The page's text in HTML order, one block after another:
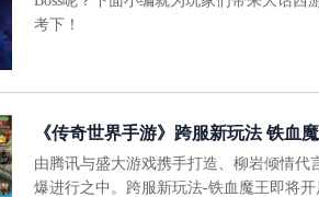
考下！
《传奇世界手游》跨服新玩法 铁血
由腾讯与盛大游戏携手打造、柳岩倾情代
爆进行之中。跨服新玩法-铁血魔王即将